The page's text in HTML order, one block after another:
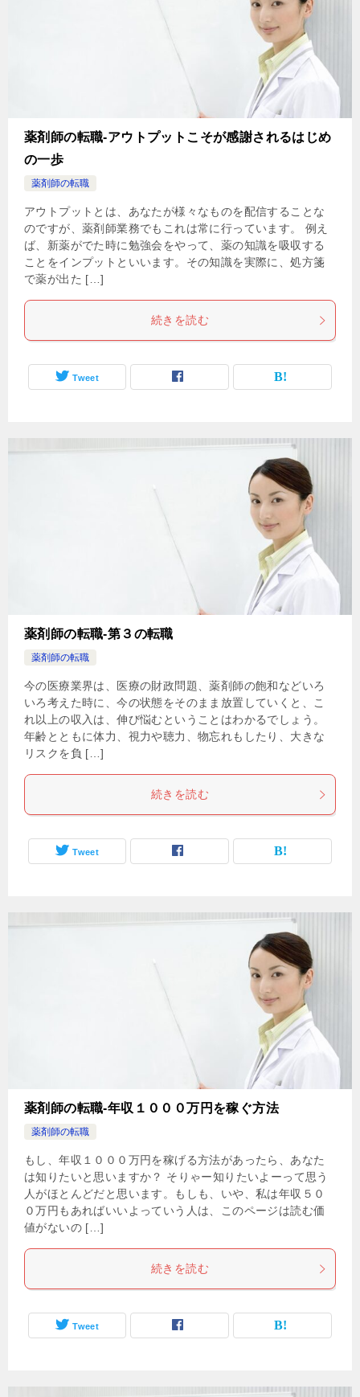
薬剤師の転職-アウトプットこそが感謝されるはじめ
の一歩
薬剤師の転職
アウトプットとは、あなたが様々なものを配信することな
のですが、薬剤師業務でもこれは常に行っています。 例え
ば、新薬がでた時に勉強会をやって、薬の知識を吸収する
ことをインプットといいます。その知識を実際に、処方箋
で薬が出た […]
続きを読む
Tweet
薬剤師の転職-第３の転職
薬剤師の転職
今の医療業界は、医療の財政問題、薬剤師の飽和などいろ
いろ考えた時に、今の状態をそのまま放置していくと、こ
れ以上の収入は、伸び悩むということはわかるでしょう。
年齢とともに体力、視力や聴力、物忘れもしたり、大きな
リスクを負 […]
続きを読む
Tweet
薬剤師の転職-年収１０００万円を稼ぐ方法
薬剤師の転職
もし、年収１０００万円を稼げる方法があったら、あなた
は知りたいと思いますか？ そりゃー知りたいよーって思う
人がほとんどだと思います。もしも、いや、私は年収５０
０万円もあればいいよっていう人は、このページは読む価
値がないの […]
続きを読む
Tweet